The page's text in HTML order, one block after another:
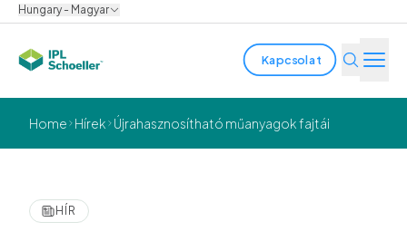
Hungary - Magyar
Kapcsolat
Iparágak
Innováció
Home Hírek Újrahasznosítható műanyagok fajtái
HÍR